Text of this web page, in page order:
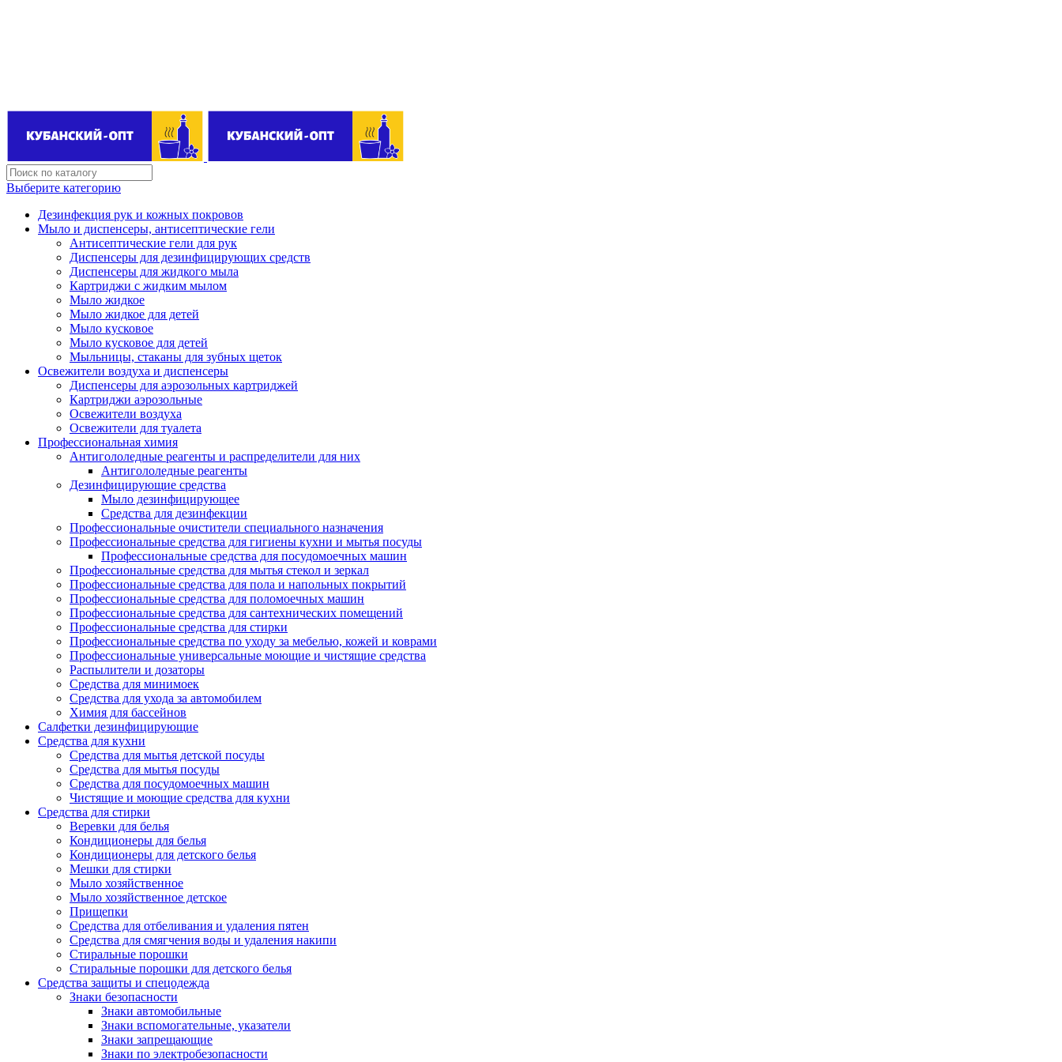
Выберите категорию
Дезинфекция рук и кожных покровов
Мыло и диспенсеры, антисептические гели
Антисептические гели для рук
Диспенсеры для дезинфицирующих средств
Диспенсеры для жидкого мыла
Картриджи с жидким мылом
Мыло жидкое
Мыло жидкое для детей
Мыло кусковое
Мыло кусковое для детей
Мыльницы, стаканы для зубных щеток
Освежители воздуха и диспенсеры
Диспенсеры для аэрозольных картриджей
Картриджи аэрозольные
Освежители воздуха
Освежители для туалета
Профессиональная химия
Антигололедные реагенты и распределители для них
Антигололедные реагенты
Дезинфицирующие средства
Мыло дезинфицирующее
Средства для дезинфекции
Профессиональные очистители специального назначения
Профессиональные средства для гигиены кухни и мытья посуды
Профессиональные средства для посудомоечных машин
Профессиональные средства для мытья стекол и зеркал
Профессиональные средства для пола и напольных покрытий
Профессиональные средства для поломоечных машин
Профессиональные средства для сантехнических помещений
Профессиональные средства для стирки
Профессиональные средства по уходу за мебелью, кожей и коврами
Профессиональные универсальные моющие и чистящие средства
Распылители и дозаторы
Средства для минимоек
Средства для ухода за автомобилем
Химия для бассейнов
Салфетки дезинфицирующие
Средства для кухни
Средства для мытья детской посуды
Средства для мытья посуды
Средства для посудомоечных машин
Чистящие и моющие средства для кухни
Средства для стирки
Веревки для белья
Кондиционеры для белья
Кондиционеры для детского белья
Мешки для стирки
Мыло хозяйственное
Мыло хозяйственное детское
Прищепки
Средства для отбеливания и удаления пятен
Средства для смягчения воды и удаления накипи
Стиральные порошки
Стиральные порошки для детского белья
Средства защиты и спецодежда
Знаки безопасности
Знаки автомобильные
Знаки вспомогательные, указатели
Знаки запрещающие
Знаки по электробезопасности